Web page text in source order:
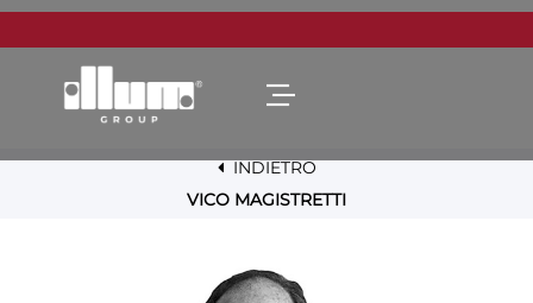
Open menu
INDIETRO
VICO MAGISTRETTI